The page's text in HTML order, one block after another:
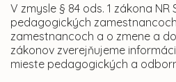
V zmysle § 84 ods. 1 zákona NR
pedagogických
zamestnancoch a o zmene a
zákonov zverejňujeme
mieste pedagogických a